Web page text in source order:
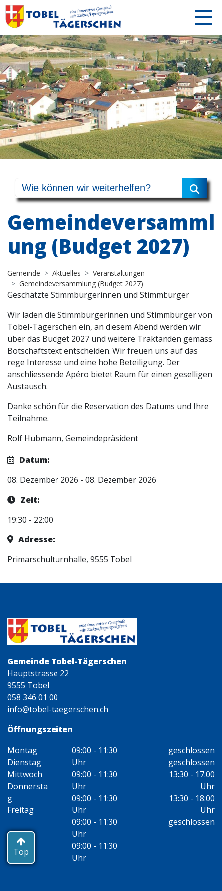
Gemeindeversamml
ung (Budget 2027)
Gemeinde Aktuelles
Veranstaltungen
Gemeindeversammlung (Budget 2027)
Geschätzte Stimmbürgerinnen und Stimmbürger
Wir laden die Stimmbürgerinnen und Stimmbürger von
Tobel-Tägerschen ein, an diesem Abend werden wir
über das Budget 2027 und weitere Traktanden gemäss
Botschaftstext entscheiden. Wir freuen uns auf das
rege Interesse und eine hohe Beteiligung. Der
anschliessende Apéro bietet Raum für einen geselligen
Austausch.
Danke schön für die Reservation des Datums und Ihre
Teilnahme.
Rolf Hubmann, Gemeindepräsident
Datum:
08. Dezember 2026 - 08. Dezember 2026
Zeit:
19:30 - 22:00
Adresse:
Primarschulturnhalle, 9555 Tobel
Öffnungszeiten
Gemeinde Tobel-Tägerschen
Hauptstrasse 22
9555 Tobel
058 346 01 00
info@tobel-taegerschen.ch
Montag
Dienstag
Mittwoch
Donnersta
g
Freitag
09:00 - 11:30
Uhr
09:00 - 11:30
Uhr
09:00 - 11:30
Uhr
09:00 - 11:30
Uhr
09:00 - 11:30
Uhr
geschlossen
geschlossen
13:30 - 17.00
Uhr
13:30 - 18:00
Uhr
geschlossen
Top